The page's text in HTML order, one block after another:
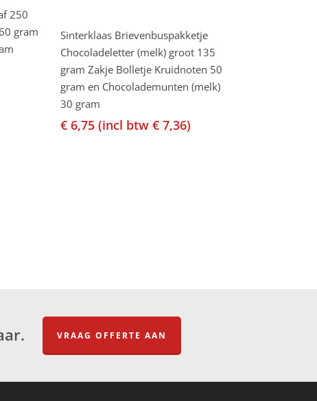
250
gram
Lees Verder
Sinterklaas Brievenbuspakketje
Chocoladeletter (melk) groot 135
gram Zakje Bolletje Kruidnoten 50
gram en Chocolademunten (melk)
30 gram
€6,75 (incl btw €7,36)
VRAAG OFFERTE AAN